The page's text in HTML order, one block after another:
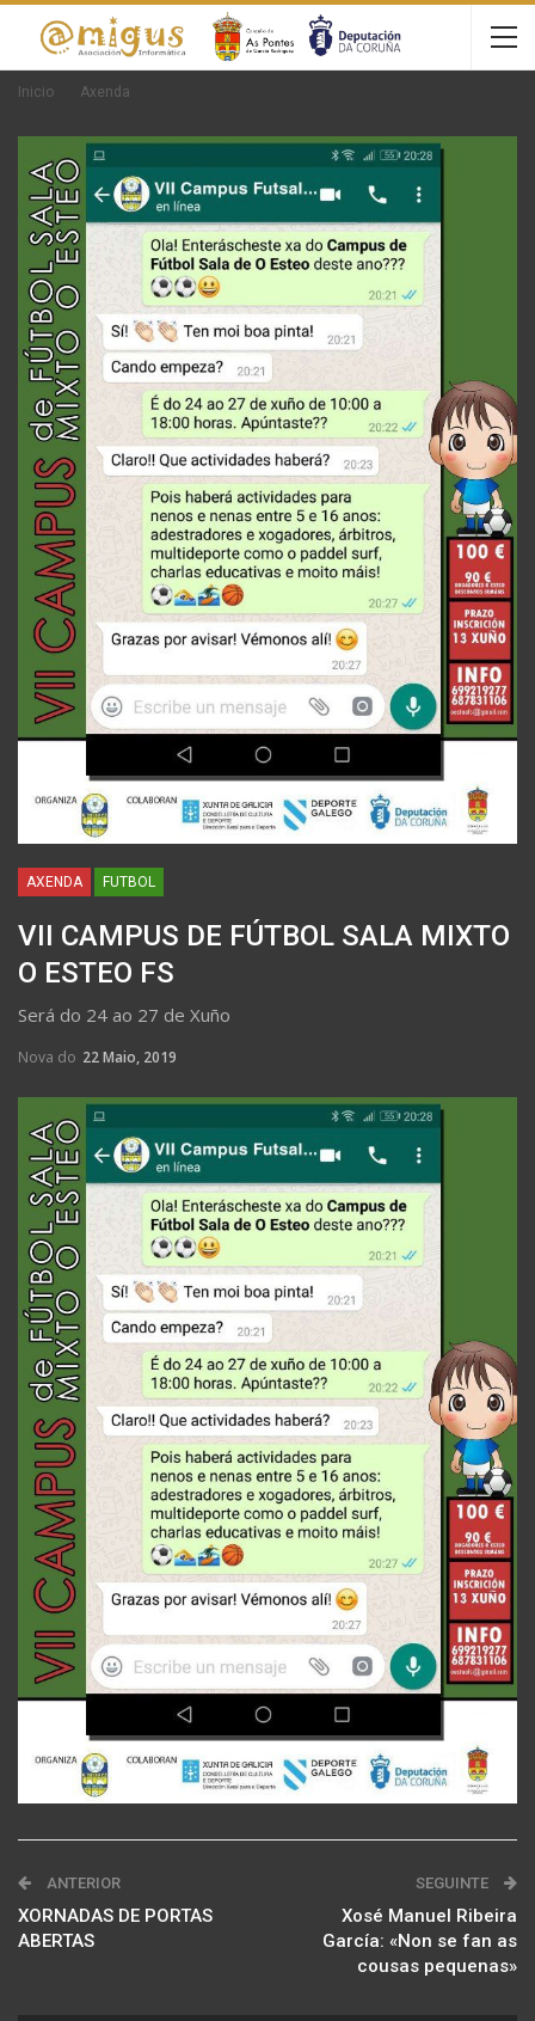
Inicio Axenda
AXENDA FUTBOL
VII CAMPUS DE FÚTBOL SALA MIXTO
O ESTEO FS
Será do 24 ao 27 de Xuño
Nova do 22 Maio, 2019
ANTERIOR
XORNADAS DE PORTAS
ABERTAS
SEGUINTE
Xosé Manuel Ribeira
García: «Non se fan as
cousas pequenas»